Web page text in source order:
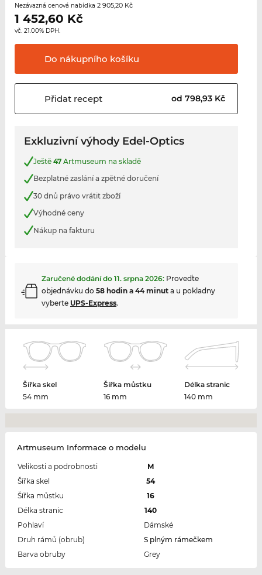
Nezávazná cenová nabídka 2 905,20 Kč
1 452,60 Kč
vč. 21.00% DPH.
Do nákupního košíku
Přidatrecept od 798,93 Kč
Exkluzivní výhody Edel-Optics
Ještě 47Artmuseum na skladě
Bezplatné zaslání a zpětné doručení
30 dnů právo vrátit zboží
Výhodné ceny
Nákup na fakturu
Zaručené dodání do 11. srpna 2026: Proveďte
objednávku do 58 hodin a 44 minuta u pokladny
vyberte UPS-Express.
Šířka skel
54 mm
Šířka můstku
16 mm
Délka stranic
140 mm
Artmuseum Informace o modelu
Velikosti a podrobnosti
M
Šířka skel
54
Šířka můstku
16
Délka stranic
140
Pohlaví
Dámské
Druh rámů (obrub)
S plným rámečkem
Barva obruby
Grey